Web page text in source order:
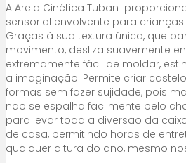
A Areia Cinética Tuban
sensorial envolvente para
Graças à sua textura única, que
movimento, desliza suavemente
extremamente fácil de moldar,
a imaginação. Permite criar
formas sem fazer sujidade, pois
não se espalha facilmente pelo
para levar toda a diversão da
de casa, permitindo horas de
qualquer altura do ano, mesmo